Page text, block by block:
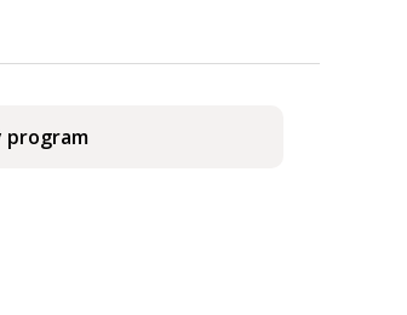
program